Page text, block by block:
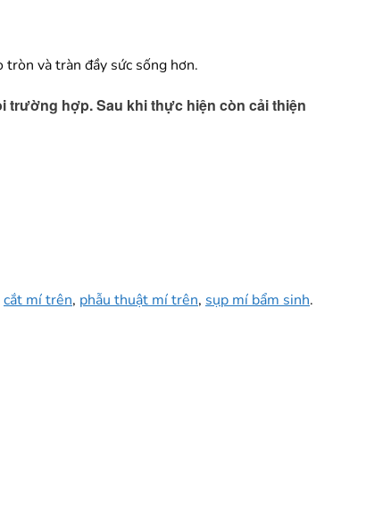
và tràn đầy sức sống hơn.
trường hợp. Sau khi thực hiện còn cải thiện
cắt mí trên, phẫu thuật mí trên, sụp mí bẩm sinh.